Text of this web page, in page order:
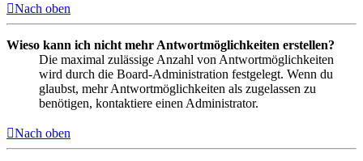
Nach oben
Wieso kann ich nicht mehr Antwortmöglichkeiten erstellen?
Die maximal zulässige Anzahl von Antwortmöglichkeiten
wird durch die Board-Administration festgelegt. Wenn du
glaubst, mehr Antwortmöglichkeiten als zugelassen zu
benötigen, kontaktiere einen Administrator.
Nach oben